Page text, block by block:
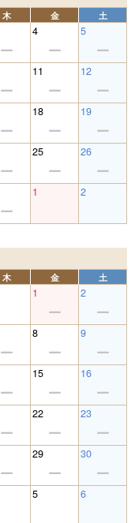
木 金 土
4 5
11 12
18 19
25 26
1 2
木 金 土
1 2
8 9
15 16
22 23
29 30
5 6